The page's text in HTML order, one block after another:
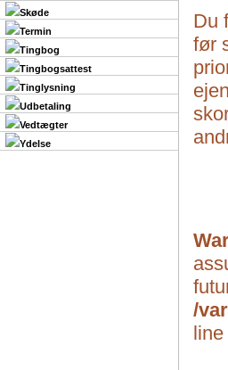
Skøde
Termin
Tingbog
Tingbogsattest
Tinglysning
Udbetaling
Vedtægter
Ydelse
Du
før
/
line